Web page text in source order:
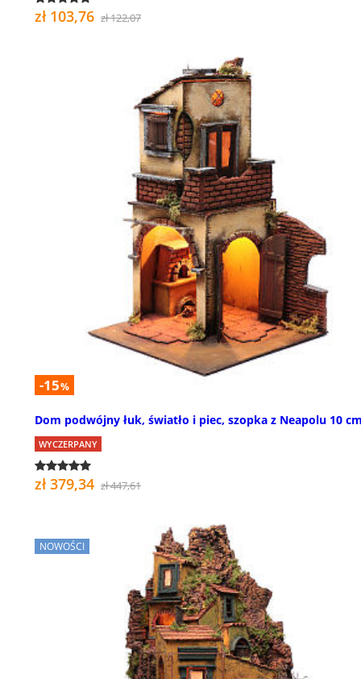
zł 103,76 zł 122,07
-15%
Dom podwójny łuk, światło i piec, szopka z Neapolu 10
WYCZERPANY
zł 379,34 zł 447,61
NOWOŚCI